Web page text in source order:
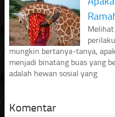
mungkin bertanya-tanya,
menjadi binatang buas yang
adalah hewan sosial yang
Komentar